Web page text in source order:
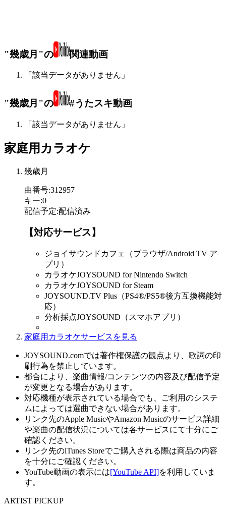
"幾歳月"の 関連動画
「該当データがありません」
"幾歳月"の #うたスキ動画
「該当データがありません」
家庭用カラオケ
幾歳月
曲番号:312957
キー:0
配信予定:配信済み
【対応サービス】
ジョイサウンドカフェ（ブラウザ/Android TV ア
プリ）
カラオケJOYSOUND for Nintendo Switch
カラオケJOYSOUND for Steam
JOYSOUND.TV Plus（PS4®/PS5®後方互換機能対
応）
分析採点JOYSOUND（スマホアプリ）
家庭用カラオケサービスを見る
JOYSOUND.comでは著作権保護の観点より、歌詞の印
刷行為を禁止しています。
都合により、楽曲情報/コンテンツの内容及び配信予定
が変更となる場合があります。
対応機種が表示されている場合でも、ご利用のシステ
ムによっては選曲できない場合があります。
リンク先のApple MusicやAmazon Musicのサービス詳細
や楽曲の配信状況については各サービスにて十分にご
確認ください。
リンク先のiTunes Storeでご購入される際は商品の内容
を十分にご確認ください。
YouTube動画の表示には[YouTube API]を利用していま
す。
ARTIST PICKUP